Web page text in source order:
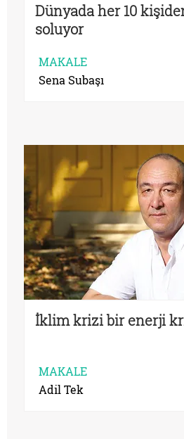
Dünyada her 10
soluyor
MAKALE
Sena Subaşı
İklim krizi bir enerji
MAKALE
Adil Tek